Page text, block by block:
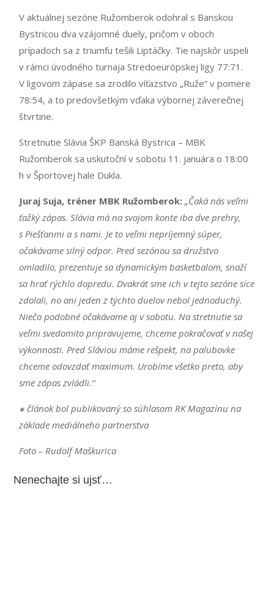
V aktuálnej sezóne Ružomberok odohral s Banskou
Bystricou dva vzájomné duely, pričom v oboch
prípadoch sa z triumfu tešili Liptáčky. Tie najskôr uspeli
v rámci úvodného turnaja Stredoeurópskej ligy 77:71.
V ligovom zápase sa zrodilo víťazstvo „Ruže“ v pomere
78:54, a to predovšetkým vďaka výbornej záverečnej
štvrtine.
Stretnutie Slávia ŠKP Banská Bystrica – MBK
Ružomberok sa uskutoční v sobotu 11. januára o 18:00
h v Športovej hale Dukla.
Juraj Suja, tréner MBK Ružomberok:„Čaká nás veľmi
ťažký zápas. Slávia má na svojom konte iba dve prehry,
s Piešťanmi a s nami. Je to veľmi nepríjemný súper,
očakávame silný odpor. Pred sezónou sa družstvo
omladilo, prezentuje sa dynamickým basketbalom, snaží
sa hrať rýchlo dopredu. Dvakrát sme ich v tejto sezóne síce
zdolali, no ani jeden z týchto duelov nebol jednoduchý.
Niečo podobné očakávame aj v sobotu. Na stretnutie sa
veľmi svedomito pripravujeme, chceme pokračovať v našej
výkonnosti. Pred Sláviou máme rešpekt, na palubovke
chceme odovzdať maximum. Urobíme všetko preto, aby
sme zápas zvládli.“
⁕ článok bol publikovaný so súhlasom RK Magazínu na
základe mediálneho partnerstva
Foto – Rudolf Maškurica
Nenechajte si ujsť…